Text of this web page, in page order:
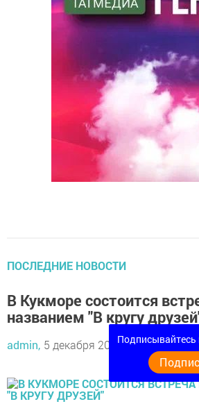
ПОСЛЕДНИЕ НОВОСТИ
В Кукморе состоится
названием "В кругу
admin, 5 декабря 2019 - 22:22
Подписывайтесь